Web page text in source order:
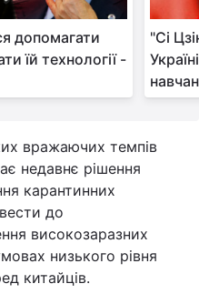
допомагати
їй технології -
"Сі
вражаючих темпів
недавнє рішення
карантинних
до
високозаразних
низького рівня
китайців.